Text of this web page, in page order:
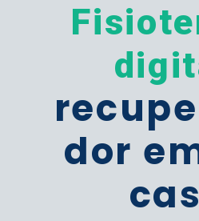
dor